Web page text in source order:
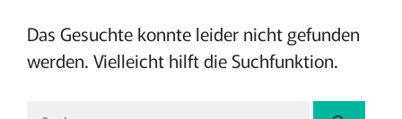
Das Gesuchte konnte leider nicht gefunden
werden. Vielleicht hilft die Suchfunktion.